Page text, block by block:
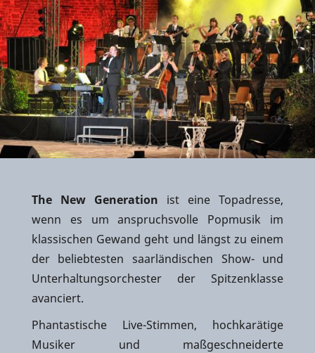
The New Generation ist eine Topadresse,
wenn es um anspruchsvolle Popmusik im
klassischen Gewand geht und längst zu einem
der beliebtesten saarländischen Show- und
Unterhaltungsorchester der Spitzenklasse
avanciert.
Phantastische Live-Stimmen, hochkarätige
Musiker und maßgeschneiderte